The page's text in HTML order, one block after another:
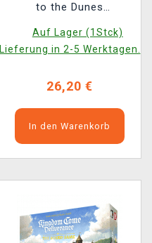
to the Dunes
Auf Lager (1Stck)
Lieferung in 2-5 Werktagen.
26,20 €
In den Warenkorb